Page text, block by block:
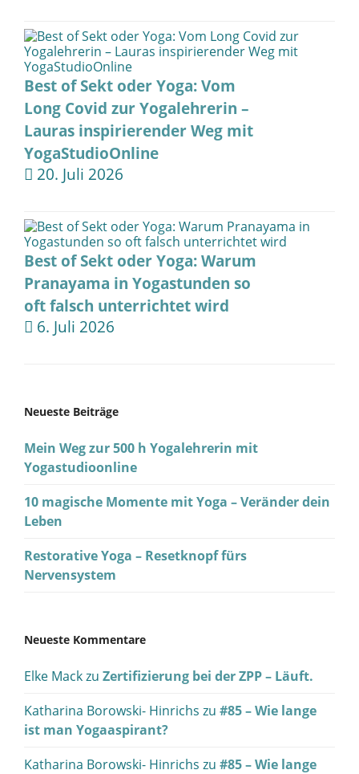
Best of Sekt oder Yoga: Vom
Long Covid zur Yogalehrerin –
Lauras inspirierender Weg mit
YogaStudioOnline
20. Juli 2026
Best of Sekt oder Yoga: Warum
Pranayama in Yogastunden so
oft falsch unterrichtet wird
6. Juli 2026
Neueste Beiträge
Mein Weg zur 500 h Yogalehrerin mit
Yogastudioonline
10 magische Momente mit Yoga – Veränder dein
Leben
Restorative Yoga – Resetknopf fürs
Nervensystem
Neueste Kommentare
Elke Mackzu Zertifizierung bei der ZPP – Läuft.
Katharina Borowski- Hinrichs zu #85 – Wie lange
ist man Yogaaspirant?
Katharina Borowski- Hinrichs zu #85 – Wie lange